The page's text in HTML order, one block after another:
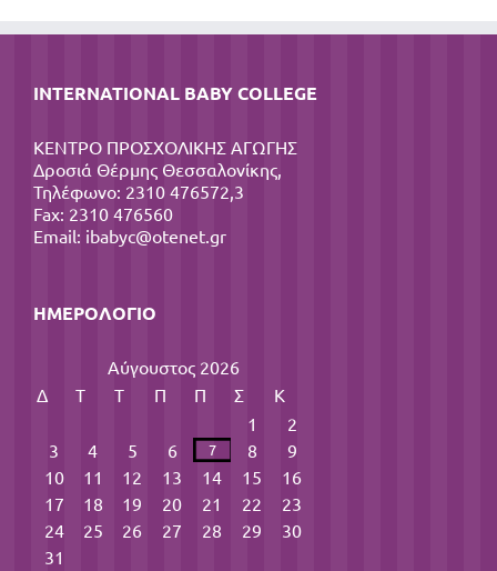
INTERNATIONAL BABY COLLEGE
ΚΕΝΤΡΟ ΠΡΟΣΧΟΛΙΚΗΣ ΑΓΩΓΗΣ
Δροσιά Θέρμης Θεσσαλονίκης,
Τηλέφωνο: 2310 476572,3
Fax: 2310 476560
Email: ibabyc@otenet.gr
ΗΜΕΡΟΛΌΓΙΟ
Αύγουστος 2026
Δ
Τ Τ Π Π Σ
Κ
1
2
3
4 5 6 7 8
9
10
11 12 13 14 15
16
17
18 19 20 21 22
23
24
25 26 27 28 29
30
31